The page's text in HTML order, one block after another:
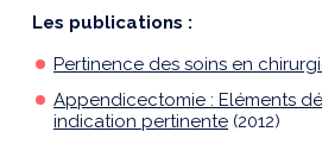
Les publications :
Pertinence des soins en
Appendicectomie : Eléments
indication pertinente (2012)